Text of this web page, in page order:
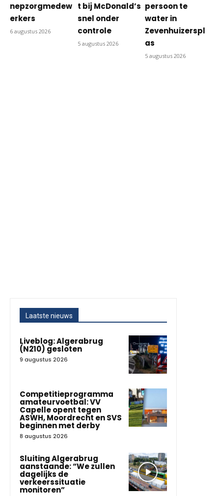
nepzorgmedew
erkers
6 augustus 2026
t bij McDonald’s
snel onder
controle
5 augustus 2026
persoon te
water in
Zevenhuizerspl
as
5 augustus 2026
Laatste nieuws
Liveblog: Algerabrug
(N210) gesloten
9 augustus 2026
Competitieprogramma
amateurvoetbal: VV
Capelle opent tegen
ASWH, Moordrecht en SVS
beginnen met derby
8 augustus 2026
Sluiting Algerabrug
aanstaande: “We zullen
dagelijks de
verkeerssituatie
monitoren”